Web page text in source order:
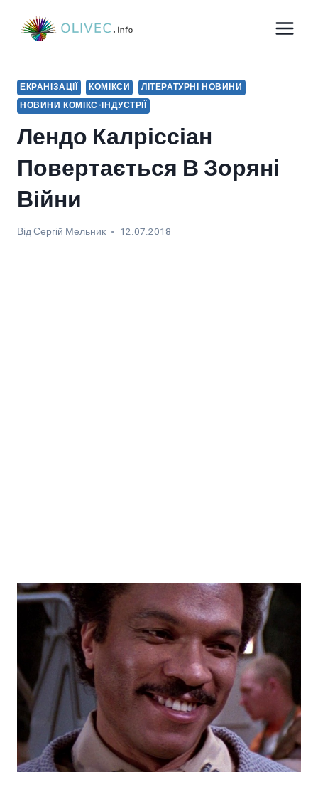
ЕКРАНІЗАЦІЇ КОМІКСИ
ЛІТЕРАТУРНІ НОВИНИ
НОВИНИ КОМІКС-ІНДУСТРІЇ
Лендо Калріссіан
Повертається В Зоряні
Війни
ВідСергій Мельник 12.07.2018